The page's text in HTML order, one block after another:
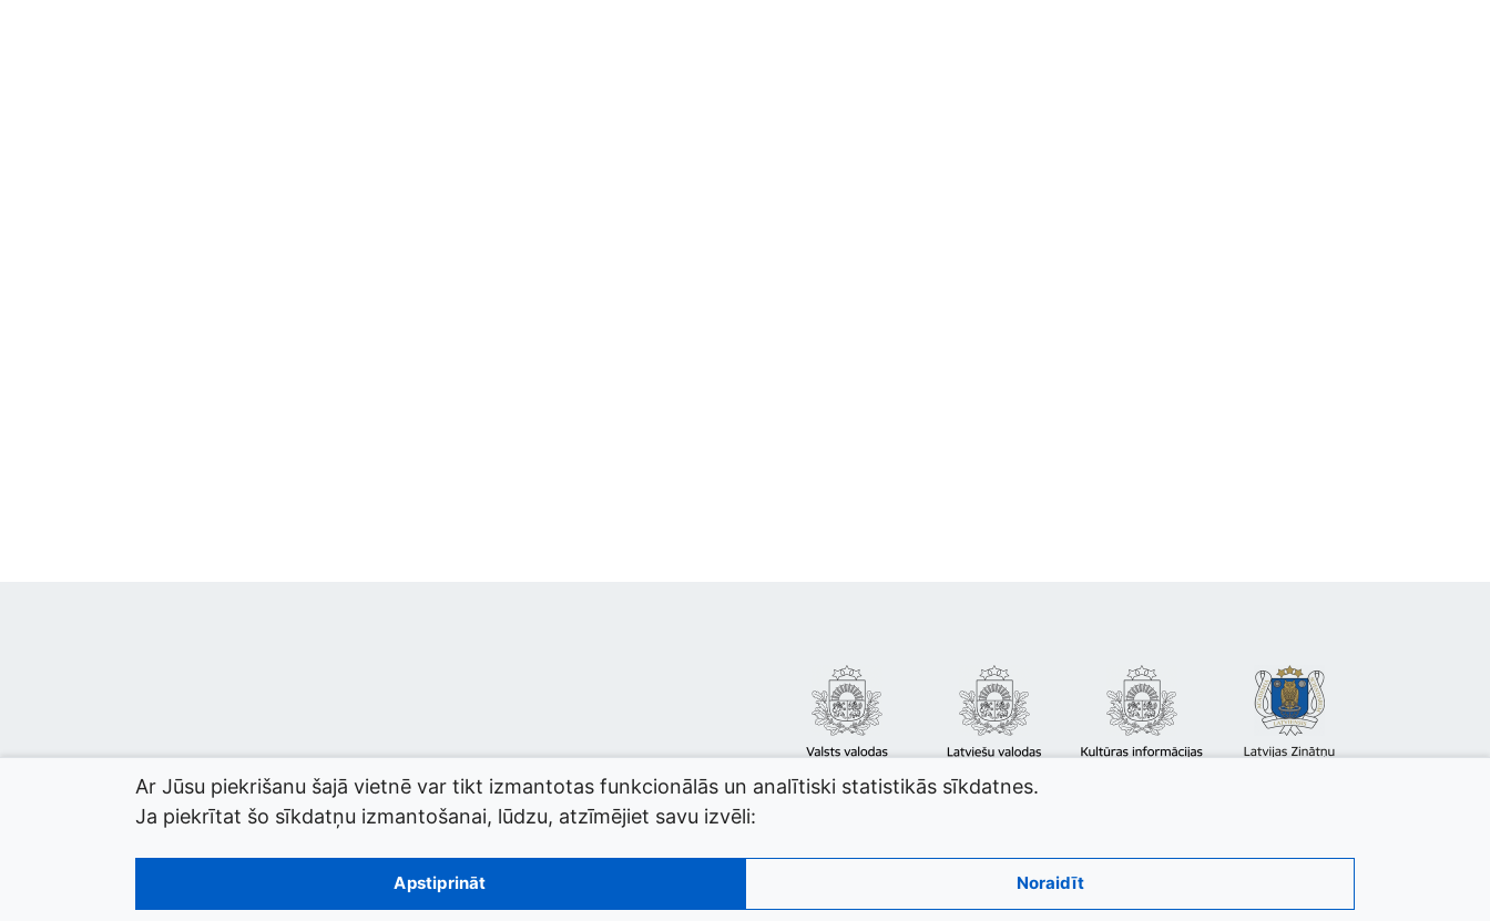
© 2026 termini.gov.lv. Izstrādātājs:
Ar Jūsu piekrišanu šajā vietnē var tikt izmantotas funkcionālās un analītiski statistikās sīkdatnes.
Ja piekrītat šo sīkdatņu izmantošanai, lūdzu, atzīmējiet savu izvēli:
Apstiprināt Noraidīt